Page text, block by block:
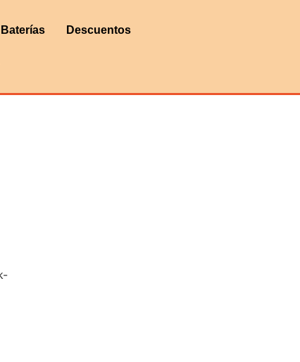
Baterías Descuentos